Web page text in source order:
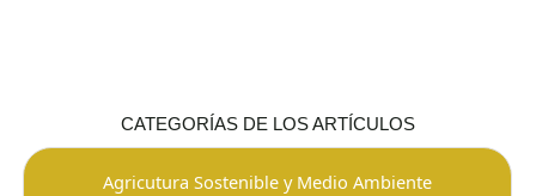
CATEGORÍAS DE LOS ARTÍCULOS
Agricutura Sostenible y Medio Ambiente